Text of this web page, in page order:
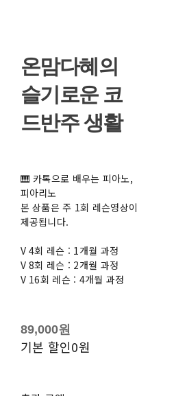
온맘다혜의
슬기로운 코
드반주 생활
🎹 카톡으로 배우는 피아노,
피아리노
본 상품은 주 1회 레슨영상이
제공됩니다.
V 4회 레슨 : 1개월 과정
V 8회 레슨 : 2개월 과정
V 16회 레슨 : 4개월 과정
89,000원
기본 할인0원